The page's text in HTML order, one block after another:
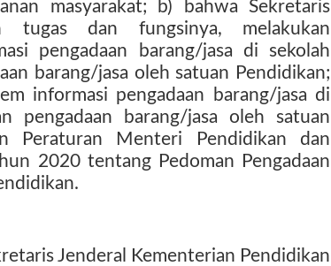
masyarakat; b) bahwa Sekretaris
tugas dan fungsinya, melakukan
pengadaan barang/jasa di sekolah
barang/jasa oleh satuan Pendidikan;
informasi pengadaan barang/jasa di
pengadaan barang/jasa oleh satuan
Peraturan Menteri Pendidikan dan
2020 tentang Pedoman Pengadaan
Jenderal Kementerian Pendidikan